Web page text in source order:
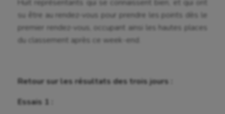
Huit représentants qui se connaissent bien, et qui ont
su être au rendez-vous pour prendre les points dès le
premier rendez-vous, occupant ainsi les hautes places
du classement après ce week-end.
Retour sur les résultats des trois jours :
Essais 1 :